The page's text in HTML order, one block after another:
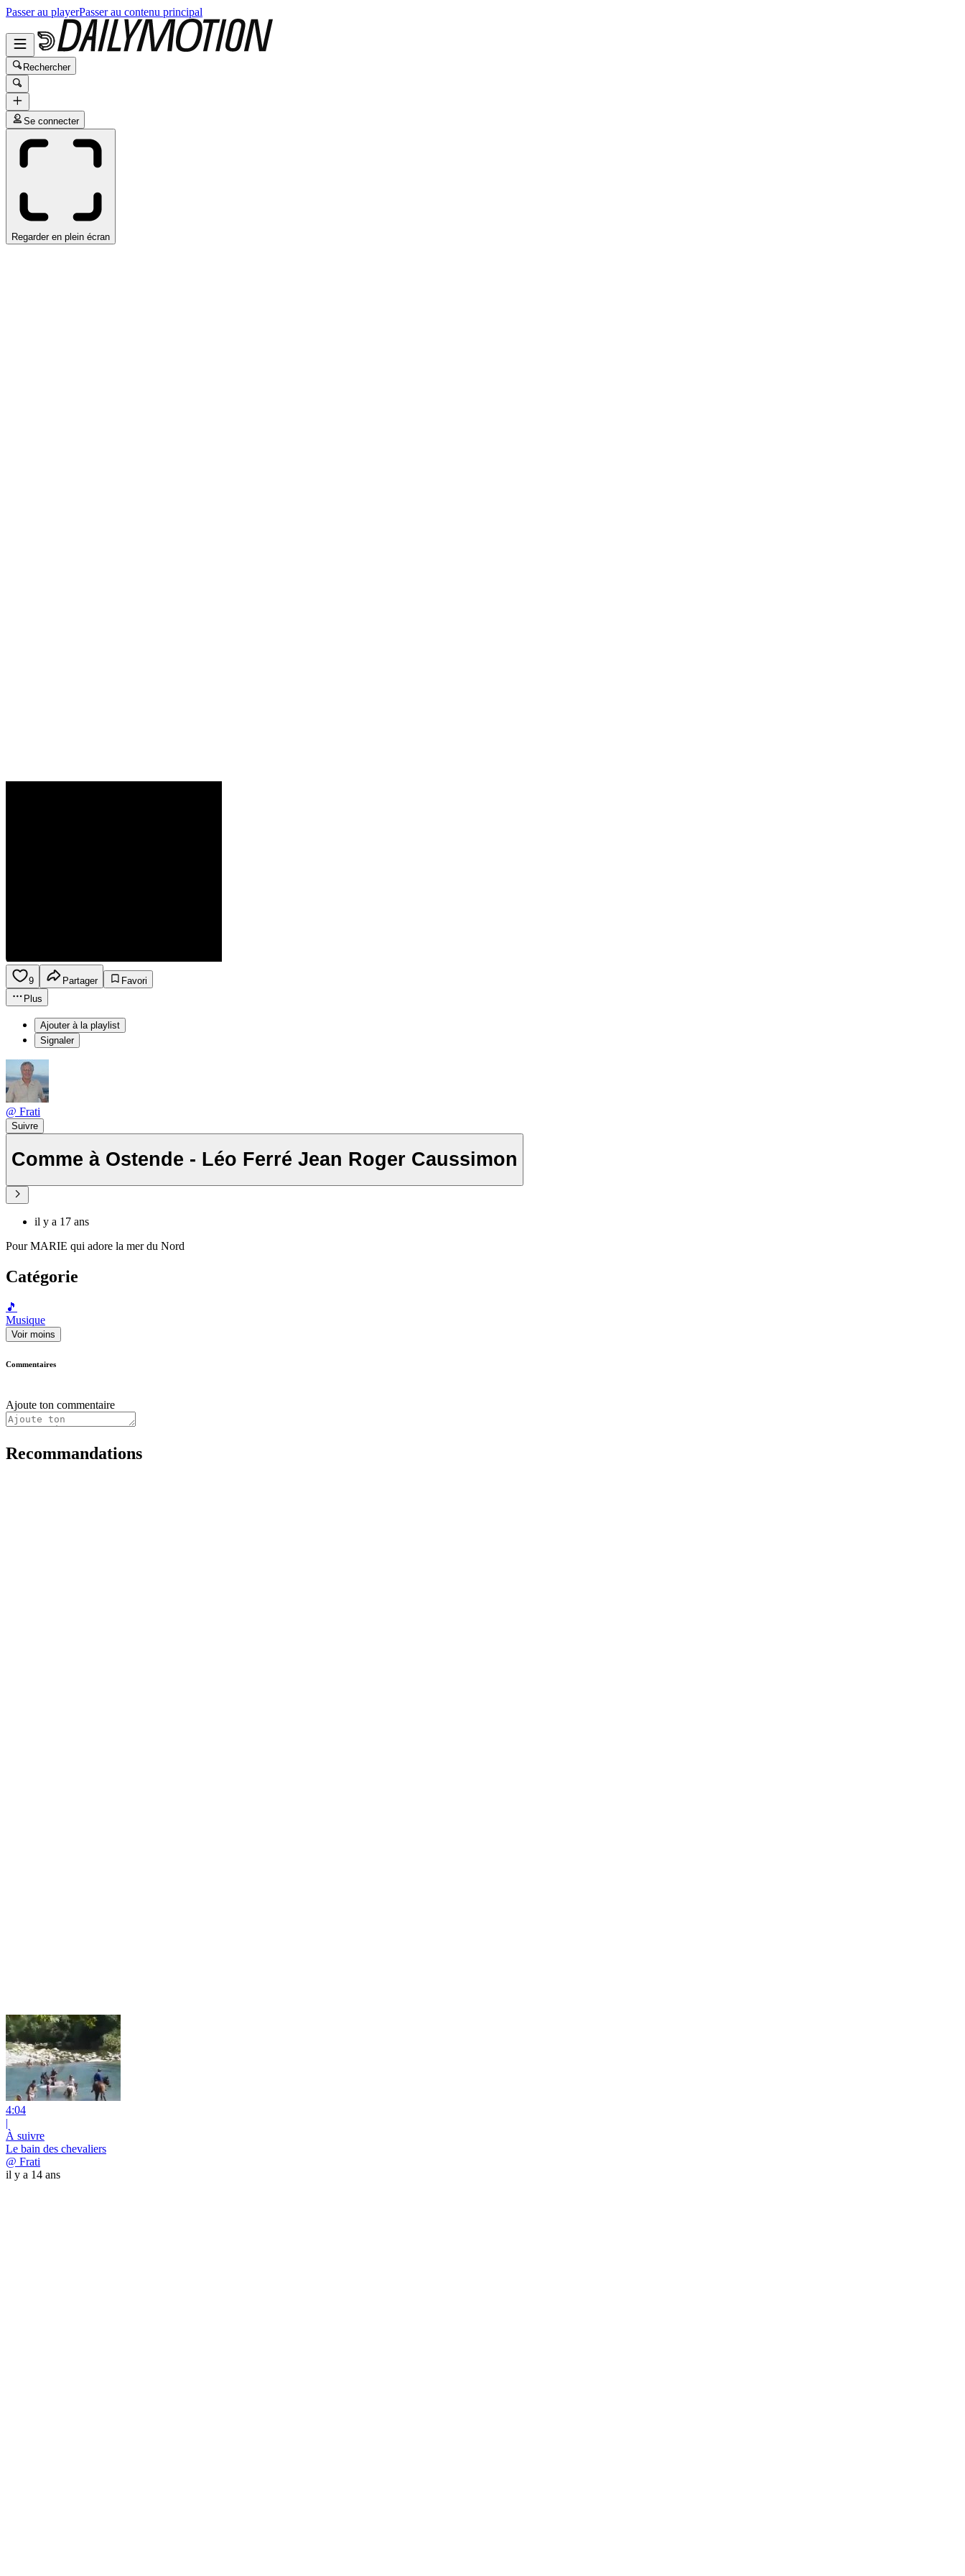
Passer au playerPasser au contenu principal
Rechercher
Se connecter
Regarder en plein écran
9 Partager
Favori
Plus
Ajouter à la playlist
Signaler
@ Frati
Suivre
Comme à Ostende - Léo Ferré Jean Roger Caussimon
il y a 17 ans
Pour MARIE qui adore la mer du Nord
Catégorie
🎵
Musique
Voir moins
Commentaires
Ajoute ton commentaire
Recommandations
4:04
|
À suivre
Le bain des chevaliers
@ Frati
il y a 14 ans